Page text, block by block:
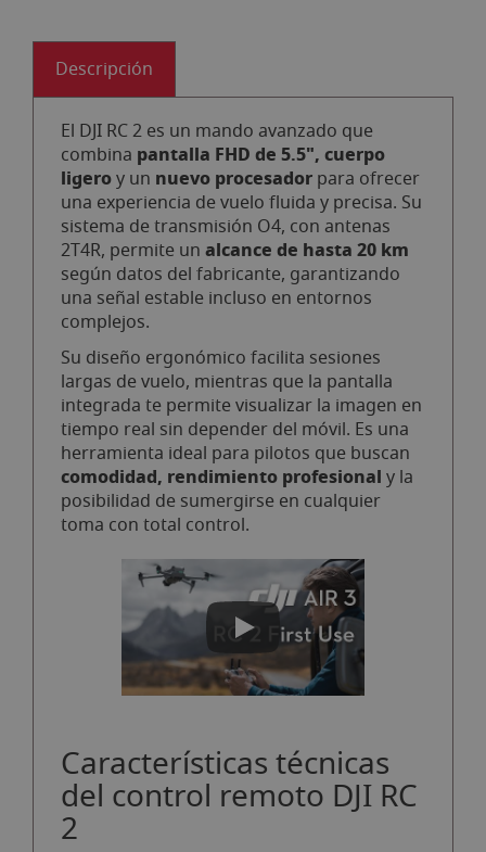
Descripción
El DJI RC 2 es un mando avanzado que
combina pantalla FHD de 5.5", cuerpo
ligeroy un nuevo procesador para ofrecer
una experiencia de vuelo fluida y precisa. Su
sistema de transmisión O4, con antenas
2T4R, permite un alcance de hasta 20 km
según datos del fabricante, garantizando
una señal estable incluso en entornos
complejos.
Su diseño ergonómico facilita sesiones
largas de vuelo, mientras que la pantalla
integrada te permite visualizar la imagen en
tiempo real sin depender del móvil. Es una
herramienta ideal para pilotos que buscan
comodidad, rendimiento profesional y la
posibilidad de sumergirse en cualquier
toma con total control.
Características técnicas
del control remoto DJI RC
2